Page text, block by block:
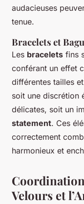
audacieuses
tenue.
Bracelets et
Les bracelets fins
conférant un effet
différentes tailles
soit une discrétion
délicates, soit un
statement. Ces
correctement
harmonieux et
Velours et